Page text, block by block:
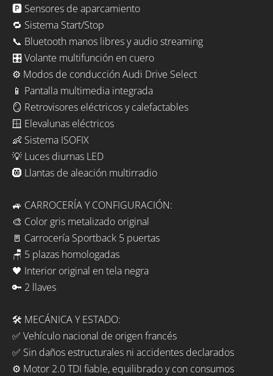
🅿️ Sensores de aparcamiento
🔁 Sistema Start/Stop
📞 Bluetooth manos libres y audio streaming
🎛️ Volante multifunción en cuero
⚙️ Modos de conducción Audi Drive Select
📱 Pantalla multimedia integrada
🪞 Retrovisores eléctricos y calefactables
🪟 Elevalunas eléctricos
👶 Sistema ISOFIX
💡 Luces diurnas LED
🛞 Llantas de aleación multirradio
🚙 CARROCERÍA Y CONFIGURACIÓN:
🎨 Color gris metalizado original
🚪 Carrocería Sportback 5 puertas
🪑 5 plazas homologadas
🖤 Interior original en tela negra
🔑 2 llaves
🛠️ MECÁNICA Y ESTADO:
✅ Vehículo nacional de origen francés
✅ Sin daños estructurales ni accidentes declarados
⚙️ Motor 2.0 TDI fiable, equilibrado y con consumos